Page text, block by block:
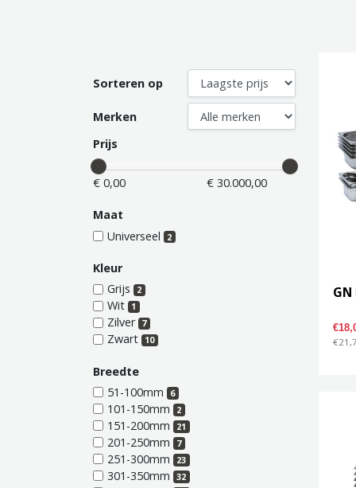
Sorteren op
Merken
Prijs
€ 0,00 € 30.000,00
Maat
Universeel
2
Kleur
Grijs
2
Wit 1
Zilver 7
Zwart 10
Breedte
51-100mm
6
101-150mm 2
151-200mm 21
201-250mm 7
251-300mm 23
301-350mm 32